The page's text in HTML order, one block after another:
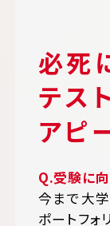
必死
テス
アピ
Q.受験に向
今まで大
ポートフォ